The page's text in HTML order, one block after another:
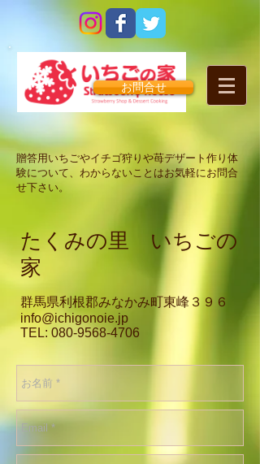
お問合せ
贈答用いちごやイチゴ狩りや苺デザート作り体
験について、わからないことはお気軽にお問合
せ下さい。
たくみの里 いちごの
家
群馬県利根郡みなかみ町東峰３９６
info@ichigonoie.jp
TEL: 080-9568-4706